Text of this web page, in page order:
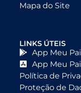
Mapa do Site
LINKS ÚTEIS
App Meu
App Meu
Política de
Proteção de